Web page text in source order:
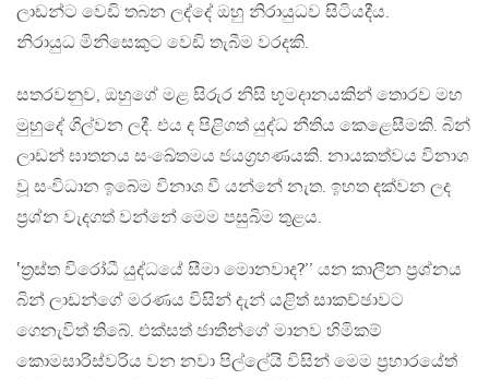
ලාඩන්ට වෙඩි තබන ලද්දේ ඔහු නිරායුධව සිටියදීය.
නිරායුධ මිනිසෙකුට වෙඩි තැබීම වරදකි.
සතරවනුව, ඔහුගේ මළ සිරුර නිසි භූමදානයකින් තොරව මහ
මුහුදේ ගිල්වන ලදී. එය ද පිළිගත් යුද්ධ නීතිය කෙළෙසීමකි. බින්
ලාඩන් ඝාතනය සංඛේතමය ජයග්‍රහණයකි. නායකත්වය විනාශ
වූ සංවිධාන ඉබේම විනාශ වී යන්නේ නැත. ඉහත දක්වන ලද
ප්‍රශ්න වැදගත් වන්නේ මෙම පසුබිම තුළය.
‛ත්‍රස්ත විරෝධී යුද්ධයේ සීමා මොනවාද?’’ යන කාලීන ප්‍රශ්නය
බින් ලාඩන්ගේ මරණය විසින් දැන් යළිත් සාකච්ඡාවට
ගෙනැවිත් තිබේ. එක්සත් ජාතීන්ගේ මානව හිමිකම්
කොමසාරිස්වරිය වන නවා පිල්ලේයි විසින් මෙම ප්‍රහාරයේත්